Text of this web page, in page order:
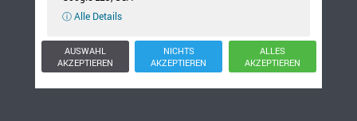
ⓘ Alle Details
AUSWAHL
AKZEPTIEREN
NICHTS
AKZEPTIEREN
ALLES
AKZEPTIEREN